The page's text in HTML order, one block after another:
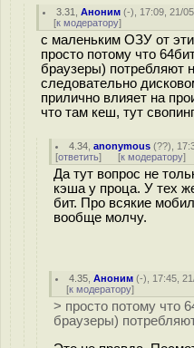
3.31 ,Аноним (-), 17:09, 21/
[к модератору]
с маленьким ОЗУ от
просто потому что
браузеры) потребляют
следовательно
прилично влияет на
что там кеш, тут
4.34 ,anonymous (??),
[ответить] [к модератору]
Да тут вопрос не
кэша у проца. У тех
бит. Про всякие
вообще молчу.
4.35 ,Аноним (-), 17:45,
[к модератору]
> просто потому что
браузеры)